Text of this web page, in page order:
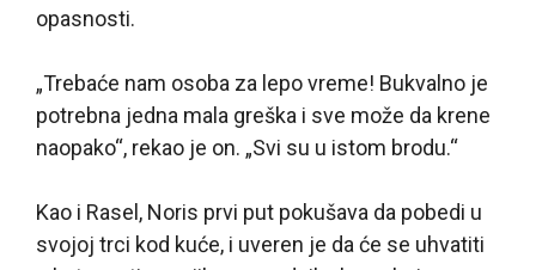
opasnosti.
„Trebaće nam osoba za lepo vreme! Bukvalno je
potrebna jedna mala greška i sve može da krene
naopako“, rekao je on. „Svi su u istom brodu.“
Kao i Rasel, Noris prvi put pokušava da pobedi u
svojoj trci kod kuće, i uveren je da će se uhvatiti